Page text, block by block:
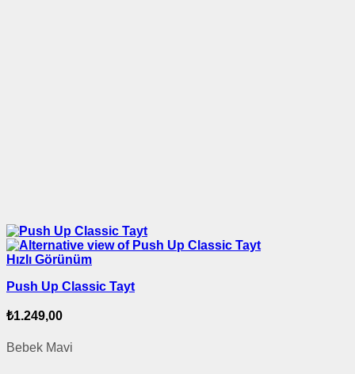
Hızlı Görünüm
Push Up Classic Tayt
₺1.249,00
Bebek Mavi